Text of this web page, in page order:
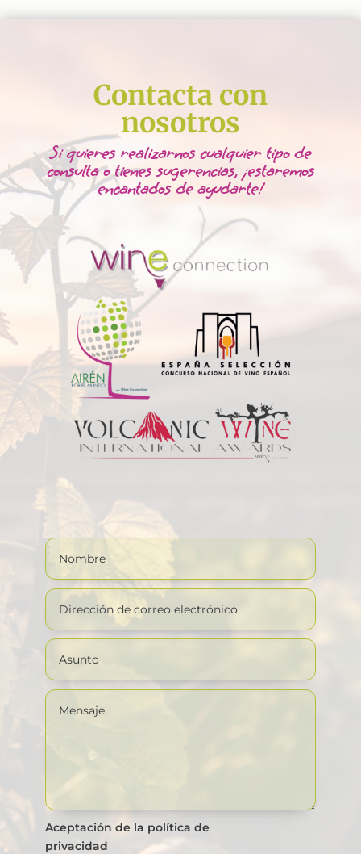
Contacta con
nosotros
Si quieres realizarnos cualquier tipo de
consulta o tienes sugerencias, ¡estaremos
encantados de ayudarte!
Aceptación de la política de
privacidad